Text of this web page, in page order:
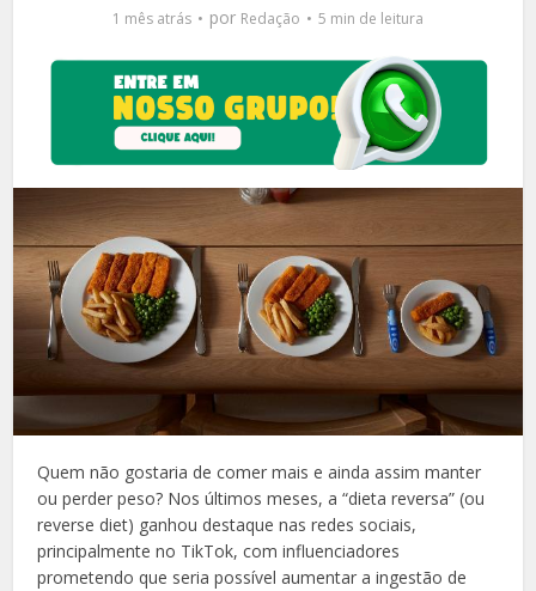
1 mês atrás por Redação 5 min de leitura
Quem não gostaria de comer mais e ainda assim manter
ou perder peso? Nos últimos meses, a “dieta reversa” (ou
reverse diet) ganhou destaque nas redes sociais,
principalmente no TikTok, com influenciadores
prometendo que seria possível aumentar a ingestão de